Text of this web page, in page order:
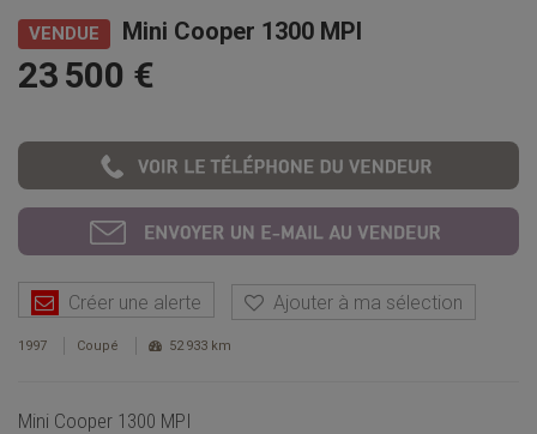
VENDUE Mini Cooper 1300 MPI
23 500 €
Créer une alerte Ajouter à ma sélection
1997 Coupé 52 933 km
Mini Cooper 1300 MPI